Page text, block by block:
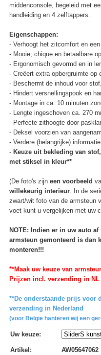
middenconsole, begeleid met
handleiding en 4 zelftappers.
Eigenschappen:
- Verhoogt het zitcomfort en
- Mooie, chique en betaalbare
- Ergonomisch gevormd en in
- Creëert extra opbergruimte op
- Beschermt de inhoud voor
- Hindert versnellingspook en
- Montage in ca. 10 minuten
- Lengte ingeschoven ca. 270
- Perfecte zithoogte door
- Deksel voorzien van
- Verdere (belangrijke)
- Keuze uit bekleding van
met stiksel in kleur**
(De foto's zijn een voorbeeld
willekeurig interieur. In de
zwart/wit foto van de armsteun
voet kunt u vergelijken met uw
NOTE: Indien er in uw auto
armsteun gemonteerd is dan
monteren!!!
**Maak uw keuze van
Prijzen incl. verzending in
**De onderstaande prijs voor
verzending in Nederland
(voor Belgie hanteren wij een
Uw keuze:
Artikel : AW05647062